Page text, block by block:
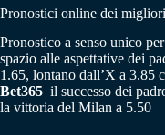
Pronostici online dei
Pronostico a senso unico per
spazio alle aspettative dei
1.65, lontano dall’X a 3.85
Bet365 il successo dei
la vittoria del Milan a 5.50